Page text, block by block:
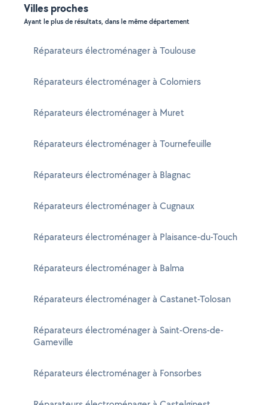
Villes proches
Ayant le plus de résultats, dans le même département
Réparateurs électroménager à Toulouse
Réparateurs électroménager à Colomiers
Réparateurs électroménager à Muret
Réparateurs électroménager à Tournefeuille
Réparateurs électroménager à Blagnac
Réparateurs électroménager à Cugnaux
Réparateurs électroménager à Plaisance-du-Touch
Réparateurs électroménager à Balma
Réparateurs électroménager à Castanet-Tolosan
Réparateurs électroménager à Saint-Orens-de-
Gameville
Réparateurs électroménager à Fonsorbes